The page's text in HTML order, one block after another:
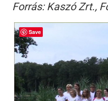
Forrás: Kaszó Zrt.,
Save